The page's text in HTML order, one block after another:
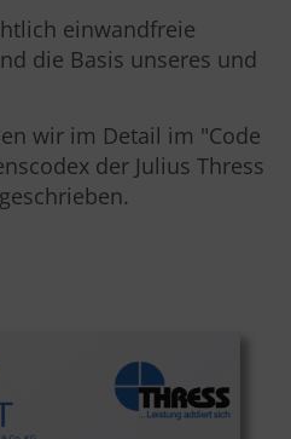
einwandfreie
die Basis unseres und
wir im Detail im "Code
der Julius Thress